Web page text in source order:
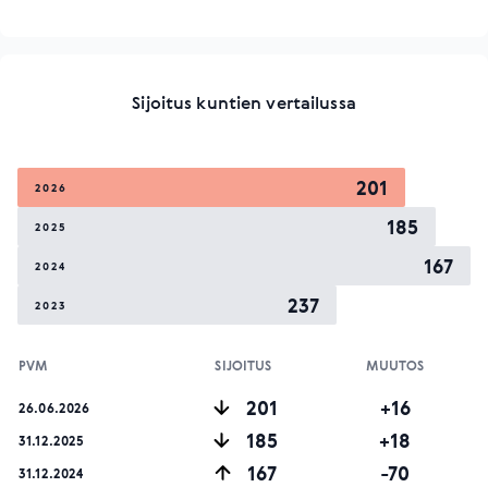
Sijoitus kuntien vertailussa
2026 201
2025 185
2024 167
2023 237
PVM SIJOITUS MUUTOS
26.06.2026 201 +16
31.12.2025 185 +18
31.12.2024 167 -70